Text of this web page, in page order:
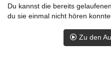
Du kannst die bereits
du sie einmal nicht hören
Zu den